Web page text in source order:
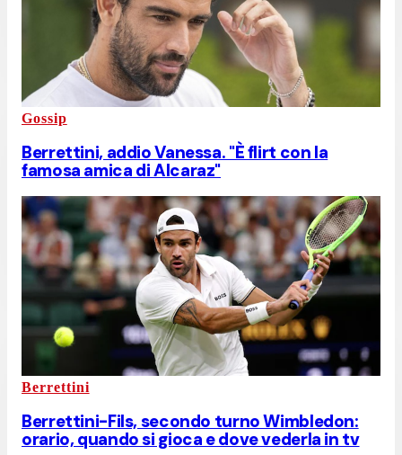
Gossip
Berrettini, addio Vanessa. "È flirt con la
famosa amica di Alcaraz"
Berrettini
Berrettini-Fils, secondo turno Wimbledon:
orario, quando si gioca e dove vederla in tv